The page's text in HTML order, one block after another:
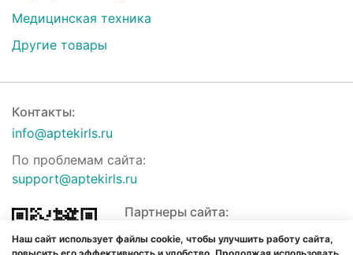
Медицинская техника
Другие товары
Контакты:
info@aptekirls.ru
По проблемам сайта:
support@aptekirls.ru
Партнеры сайта:
Наш сайт использует файлы cookie, чтобы улучшить работу сайта,